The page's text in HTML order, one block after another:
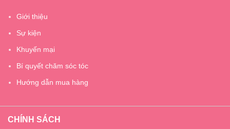
Giới thiệu
Sự kiện
Khuyến mại
Bí quyết chăm sóc tóc
Hướng dẫn mua hàng
CHÍNH SÁCH